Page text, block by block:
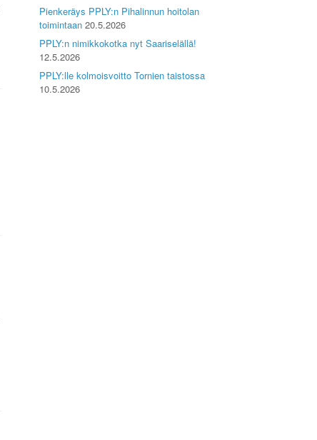
Pienkeräys PPLY:n Pihalinnun hoitolan
toimintaan 20.5.2026
PPLY:n nimikkokotka nyt Saariselällä!
12.5.2026
PPLY:lle kolmoisvoitto Tornien taistossa
10.5.2026